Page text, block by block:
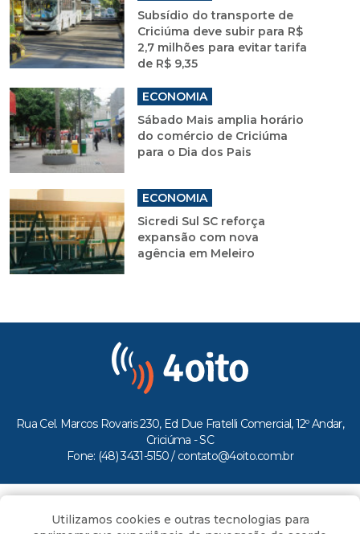
Subsídio do transporte de
Criciúma deve subir para R$
2,7 milhões para evitar tarifa
de R$ 9,35
ECONOMIA
Sábado Mais amplia horário
do comércio de Criciúma
para o Dia dos Pais
ECONOMIA
Sicredi Sul SC reforça
expansão com nova
agência em Meleiro
Rua Cel. Marcos Rovaris 230, Ed Due Fratelli Comercial, 12º Andar,
Criciúma - SC
Fone: (48) 3431-5150 / contato@4oito.com.br
Todos os direitos reservados ao Portal 4oito
Utilizamos cookies e outras tecnologias para